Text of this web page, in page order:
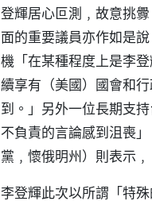
登輝居心叵測﹐故意挑
面的重要議員亦作如是
機「在某種程度上是李
續享有（美國）國會和
到。」另外一位長期支
不負責的言論感到沮喪
黨﹐懷俄明州）則表示
李登輝此次以所謂「特